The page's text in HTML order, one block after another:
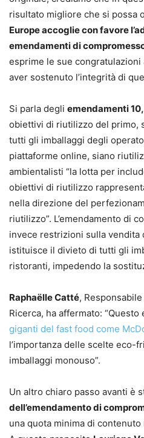
risultato migliore che si possa
Europe accoglie con favore
emendamenti di
esprime le sue congratulazioni
aver sostenuto l’integrità di
Si parla degli emendamenti 10,
obiettivi di riutilizzo del primo,
tutti gli imballaggi degli
piattaforme online, siano
ambientalisti “la lotta per
obiettivi di riutilizzo
nella direzione del
riutilizzo”. L’emendamento di
invece restrizioni sulla vendita
istituisce il divieto di tutti gli
ristoranti, impedendo la
Raphaëlle Catté,
Ricerca, ha affermato:
giganti del fast food come
l’importanza delle scelte eco-
imballaggi monouso”.
Un altro chiaro passo avanti è
dell’emendamento di
una quota minima di